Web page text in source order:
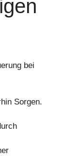
bei
Sorgen.